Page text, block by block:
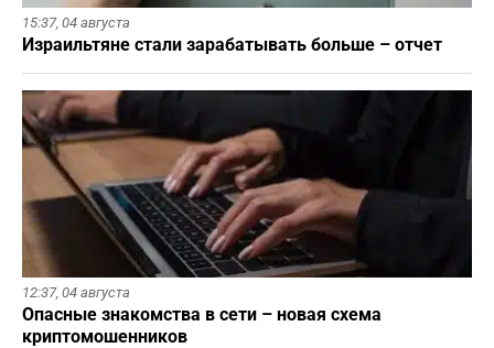
15:37, 04 августа
Израильтяне стали зарабатывать больше – отчет
12:37, 04 августа
Опасные знакомства в сети – новая схема
криптомошенников